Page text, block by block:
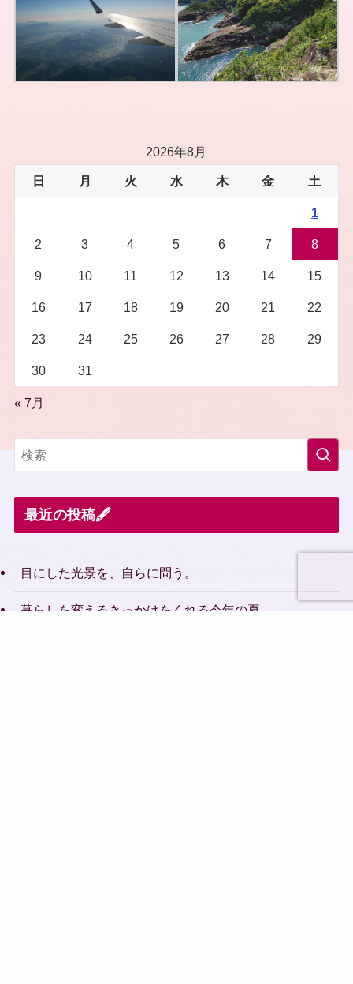
2026年8月
日 月 火 水 木 金 土
1
2 3 4 5 6 7 8
9 10 11 12 13 14 15
16 17 18 19 20 21 22
23 24 25 26 27 28 29
30 31
« 7月
最近の投稿🖋️
目にした光景を、自らに問う。
暮らしを変えるきっかけをくれる今年の夏。